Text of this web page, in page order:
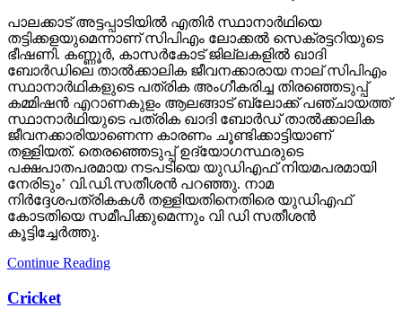
പാലക്കാട് അട്ടപ്പാടിയില്‍ എതിര്‍ സ്ഥാനാര്‍ഥിയെ
തട്ടിക്കളയുമെന്നാണ് സിപിഎം ലോക്കല്‍ സെക്രട്ടറിയുടെ
ഭീഷണി. കണ്ണൂര്‍, കാസര്‍കോട് ജില്ലകളില്‍ ഖാദി
ബോര്‍ഡിലെ താല്‍ക്കാലിക ജീവനക്കാരായ നാല് സിപിഎം
സ്ഥാനാര്‍ഥികളുടെ പത്രിക അംഗീകരിച്ച തിരഞ്ഞെടുപ്പ്
കമ്മിഷന്‍ എറാണകുളം ആലങ്ങാട് ബ്ലോക്ക് പഞ്ചായത്ത്
സ്ഥാനാര്‍ഥിയുടെ പത്രിക ഖാദി ബോര്‍ഡ് താല്‍ക്കാലിക
ജീവനക്കാരിയാണെന്ന കാരണം ചൂണ്ടിക്കാട്ടിയാണ്
തള്ളിയത്. തെരഞ്ഞെടുപ്പ് ഉദ്യോഗസ്ഥരുടെ
പക്ഷപാതപരമായ നടപടിയെ യുഡിഎഫ് നിയമപരമായി
നേരിടും’ വി.ഡി.സതീശന്‍ പറഞ്ഞു. നാമ
നിര്‍ദ്ദേശപത്രികകള്‍ തള്ളിയതിനെതിരെ യുഡിഎഫ്
കോടതിയെ സമീപിക്കുമെന്നും വി ഡി സതീശന്‍
കൂട്ടിച്ചേര്‍ത്തു.
Continue Reading
Cricket